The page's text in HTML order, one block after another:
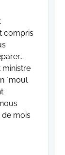
compris
"moul
de mois